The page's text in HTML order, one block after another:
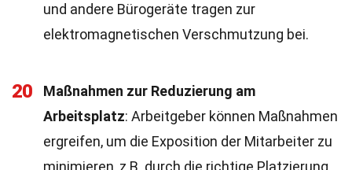
und andere Bürogeräte tragen zur
elektromagnetischen Verschmutzung bei.
20
Maßnahmen zur Reduzierung am
Arbeitsplatz: Arbeitgeber können Maßnahmen
ergreifen, um die Exposition der Mitarbeiter zu
minimieren, z.B. durch die richtige Platzierung